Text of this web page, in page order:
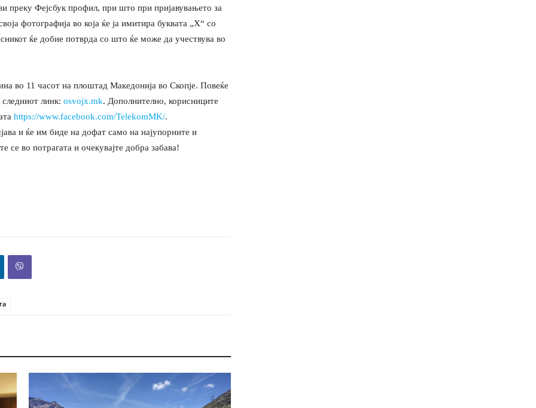
преку Фејсбук профил, при што при пријавувањето за
фотографија во која ќе ја имитира буквата „X“ со
ќе добие потврда со што ќе може да учествува во
во 11 часот на плоштад Македонија во Скопје. Повеќе
линк: osvojx.mk. Дополнително, корисниците
https://www.facebook.com/TelekomMK/.
и ќе им биде на дофат само на најупорните и
се во потрагата и очекувајте добра забава!